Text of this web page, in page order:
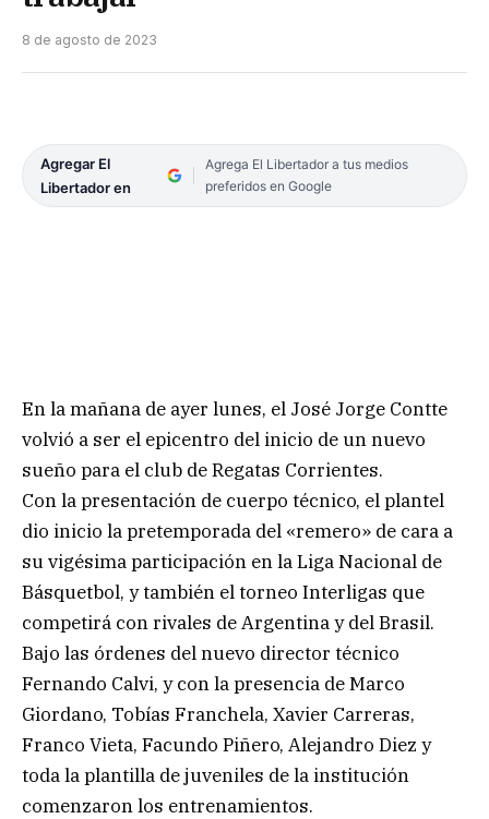
8 de agosto de 2023
Agregar El
Libertador en
Agrega El Libertador a tus medios
preferidos en Google
En la mañana de ayer lunes, el José Jorge Contte
volvió a ser el epicentro del inicio de un nuevo
sueño para el club de Regatas Corrientes.
Con la presentación de cuerpo técnico, el plantel
dio inicio la pretemporada del «remero» de cara a
su vigésima participación en la Liga Nacional de
Básquetbol, y también el torneo Interligas que
competirá con rivales de Argentina y del Brasil.
Bajo las órdenes del nuevo director técnico
Fernando Calvi, y con la presencia de Marco
Giordano, Tobías Franchela, Xavier Carreras,
Franco Vieta, Facundo Piñero, Alejandro Diez y
toda la plantilla de juveniles de la institución
comenzaron los entrenamientos.